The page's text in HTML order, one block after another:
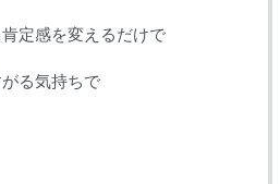
定感を変えるだけで
る気持ちで